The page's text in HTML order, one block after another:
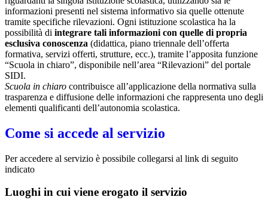
informazioni presenti nel sistema informativo sia quelle ottenute
tramite specifiche rilevazioni. Ogni istituzione scolastica ha la
possibilità di integrare tali informazioni con quelle di propria
esclusiva conoscenza (didattica, piano triennale dell’offerta
formativa, servizi offerti, strutture, ecc.), tramite l’apposita funzione
“Scuola in chiaro”, disponibile nell’area “Rilevazioni” del portale
SIDI.
Scuola in chiaro contribuisce all’applicazione della normativa sulla
trasparenza e diffusione delle informazioni che rappresenta uno degli
elementi qualificanti dell’autonomia scolastica.
Come si accede al servizio
Per accedere al servizio è possibile collegarsi al link di seguito
indicato
Luoghi in cui viene erogato il servizio